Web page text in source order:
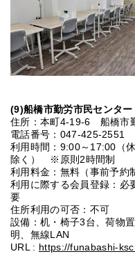
(9)船橋市勤労市民センター
住所：本町4-19-6 船橋市
電話番号：047-425-2551
利用時間：9:00～17:00（
除く） ※原則2時間制
利用料金：無料（事前予約
利用に際する会員登録：
要
住所利用の可否：不可
設備：机・椅子3台、荷物
明、無線LAN
URL : https://funabashi-